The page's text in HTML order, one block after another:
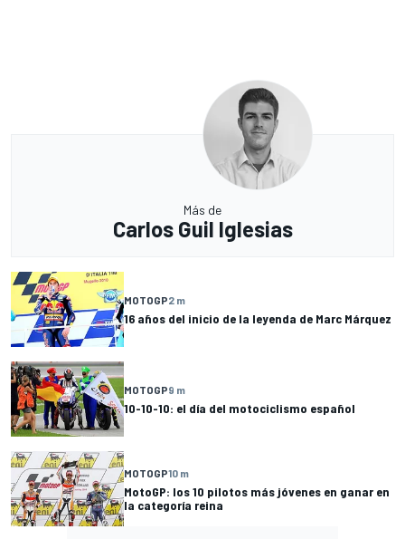
Más de
Carlos Guil Iglesias
MOTOGP2 m
16 años del inicio de la leyenda de Marc Márquez
MOTOGP9 m
10-10-10: el día del motociclismo español
MOTOGP10 m
MotoGP: los 10 pilotos más jóvenes en ganar en
la categoría reina